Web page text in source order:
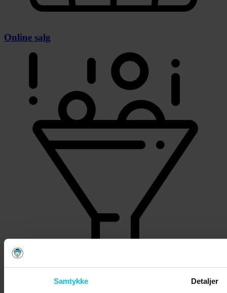
Samtykke Detaljer
Online salg
Kundehenvendelser